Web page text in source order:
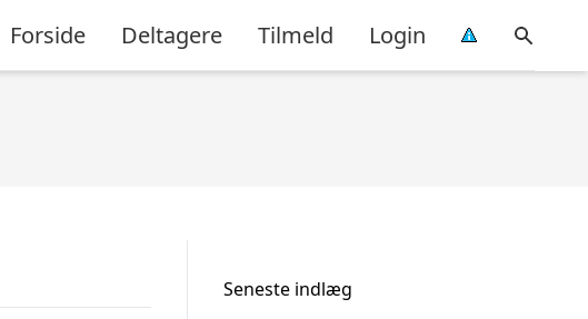
Forside Deltagere Tilmeld Login
Seneste indlæg